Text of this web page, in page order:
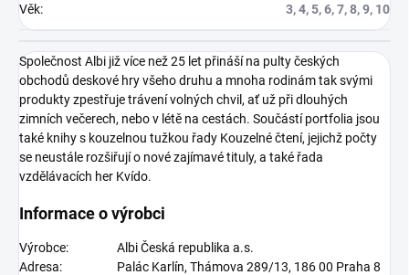
Věk: 3, 4, 5, 6, 7, 8, 9, 10
Společnost Albi již více než 25 let přináší na pulty českých
obchodů deskové hry všeho druhu a mnoha rodinám tak svými
produkty zpestřuje trávení volných chvil, ať už při dlouhých
zimních večerech, nebo v létě na cestách. Součástí portfolia jsou
také knihy s kouzelnou tužkou řady Kouzelné čtení, jejichž počty
se neustále rozšiřují o nové zajímavé tituly, a také řada
vzdělávacích her Kvído.
Informace o výrobci
Výrobce:
Albi Česká republika a.s.
Adresa:
Palác Karlín, Thámova 289/13, 186 00 Praha 8